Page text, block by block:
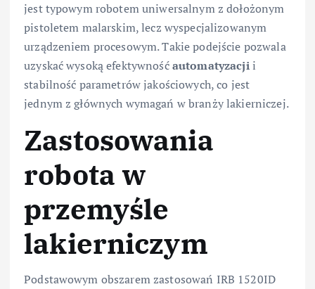
jest typowym robotem uniwersalnym z dołożonym
pistoletem malarskim, lecz wyspecjalizowanym
urządzeniem procesowym. Takie podejście pozwala
uzyskać wysoką efektywnośćautomatyzacjii
stabilność parametrów jakościowych, co jest
jednym z głównych wymagań w branży lakierniczej.
Zastosowania
robota w
przemyśle
lakierniczym
Podstawowym obszarem zastosowań IRB 1520ID